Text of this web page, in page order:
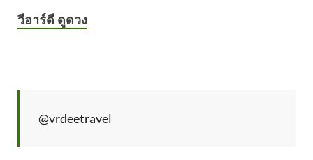
วีอาร์ดี ดูดวง
@vrdeetravel